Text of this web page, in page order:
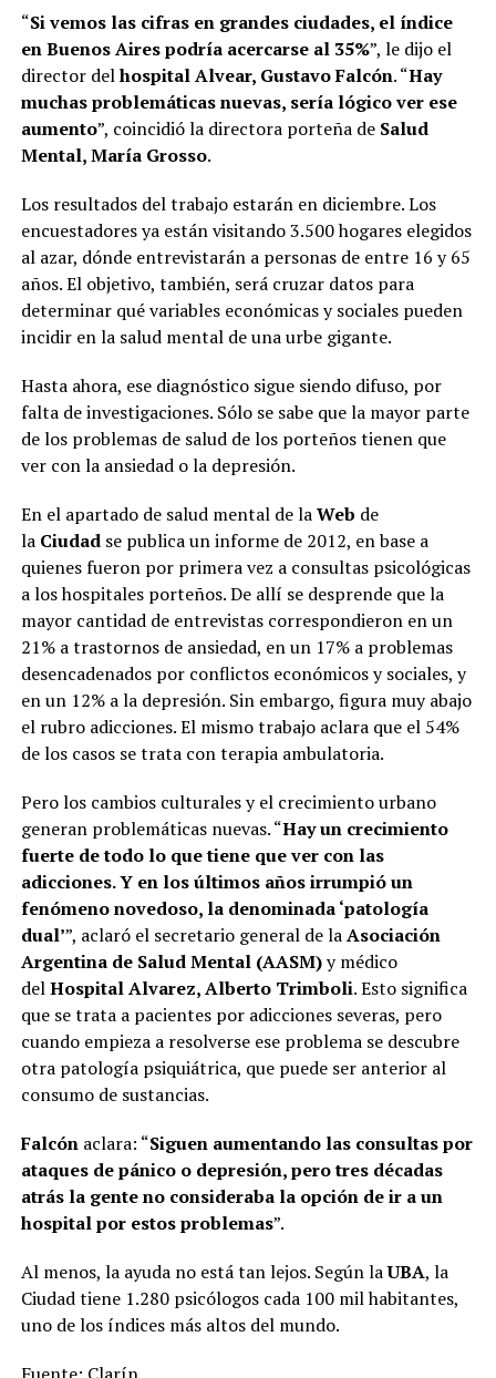
“Si vemos las cifras en grandes ciudades, el índice
en Buenos Aires podría acercarse al 35%”, le dijo el
director delhospital Alvear, Gustavo Falcón. “Hay
muchas problemáticas nuevas, sería lógico ver ese
aumento”, coincidió la directora porteña deSalud
Mental, María Grosso.
Los resultados del trabajo estarán en diciembre. Los
encuestadores ya están visitando 3.500 hogares elegidos
al azar, dónde entrevistarán a personas de entre 16 y 65
años. El objetivo, también, será cruzar datos para
determinar qué variables económicas y sociales pueden
incidir en la salud mental de una urbe gigante.
Hasta ahora, ese diagnóstico sigue siendo difuso, por
falta de investigaciones. Sólo se sabe que la mayor parte
de los problemas de salud de los porteños tienen que
ver con la ansiedad o la depresión.
En el apartado de salud mental de laWeb de
la Ciudadse publica un informe de 2012, en base a
quienes fueron por primera vez a consultas psicológicas
a los hospitales porteños. De allí se desprende que la
mayor cantidad de entrevistas correspondieron en un
21% a trastornos de ansiedad, en un 17% a problemas
desencadenados por conflictos económicos y sociales, y
en un 12% a la depresión. Sin embargo, figura muy abajo
el rubro adicciones. El mismo trabajo aclara que el 54%
de los casos se trata con terapia ambulatoria.
Pero los cambios culturales y el crecimiento urbano
generan problemáticas nuevas. “Hay un crecimiento
fuerte de todo lo que tiene que ver con las
adicciones. Y en los últimos años irrumpió un
fenómeno novedoso, la denominada ‘patología
dual’”, aclaró el secretario general de laAsociación
Argentina de Salud Mental (AASM)y médico
delHospital Alvarez, Alberto Trimboli. Esto significa
que se trata a pacientes por adicciones severas, pero
cuando empieza a resolverse ese problema se descubre
otra patología psiquiátrica, que puede ser anterior al
consumo de sustancias.
Falcónaclara: “Siguen aumentando las consultas por
ataques de pánico o depresión, pero tres décadas
atrás la gente no consideraba la opción de ir a un
hospital por estos problemas”.
Al menos, la ayuda no está tan lejos. Según laUBA, la
Ciudad tiene 1.280 psicólogos cada 100 mil habitantes,
uno de los índices más altos del mundo.